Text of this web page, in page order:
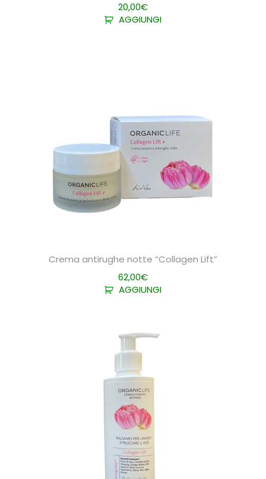
20,00€
AGGIUNGI
Crema antirughe notte “Collagen Lift”
62,00€
AGGIUNGI